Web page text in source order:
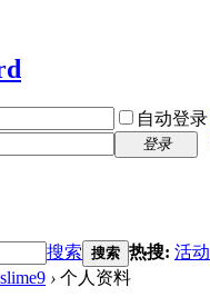
自动登录
登录
搜索 搜索 热搜: 活动
› 个人资料